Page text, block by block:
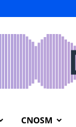
CNOSM